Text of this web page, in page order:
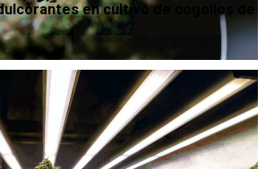
en cultivo de cogollos de